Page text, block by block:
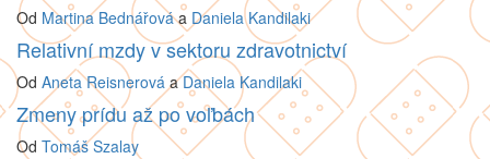
Od Martina Bednářováa Daniela Kandilaki
Relativní mzdy v sektoru zdravotnictví
Od Aneta Reisnerová aDaniela Kandilaki
Zmeny prídu až po voľbách
Od Tomáš Szalay